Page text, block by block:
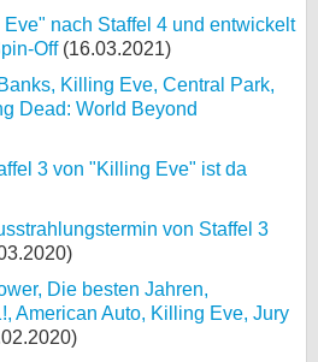
nach Staffel 4 und entwickelt
Off(16.03.2021)
Killing Eve, Central Park,
Dead: World Beyond
3 von "Killing Eve" ist da
von Staffel 3
Die besten Jahren,
American Auto, Killing Eve, Jury